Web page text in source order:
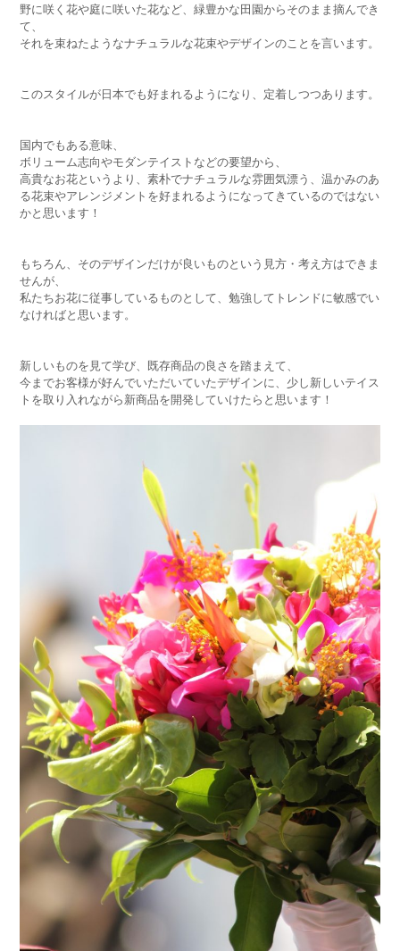
野に咲く花や庭に咲いた花など、緑豊かな田園からそのまま摘んでき
て、
それを束ねたようなナチュラルな花束やデザインのことを言います。
このスタイルが日本でも好まれるようになり、定着しつつあります。
国内でもある意味、
ボリューム志向やモダンテイストなどの要望から、
高貴なお花というより、素朴でナチュラルな雰囲気漂う、温かみのあ
る花束やアレンジメントを好まれるようになってきているのではない
かと思います！
もちろん、そのデザインだけが良いものという見方・考え方はできま
せんが、
私たちお花に従事しているものとして、勉強してトレンドに敏感でい
なければと思います。
新しいものを見て学び、既存商品の良さを踏まえて、
今までお客様が好んでいただいていたデザインに、少し新しいテイス
トを取り入れながら新商品を開発していけたらと思います！